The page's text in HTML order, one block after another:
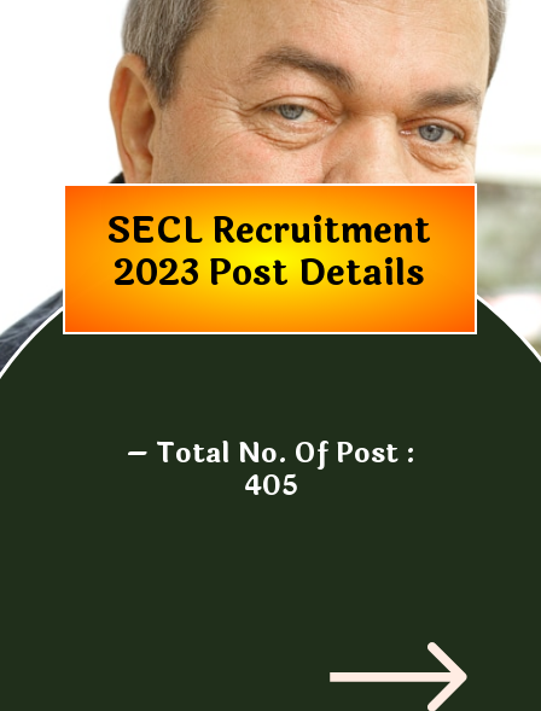
SECL Recruitment
2023 Post Details
– Total No. Of Post :
405